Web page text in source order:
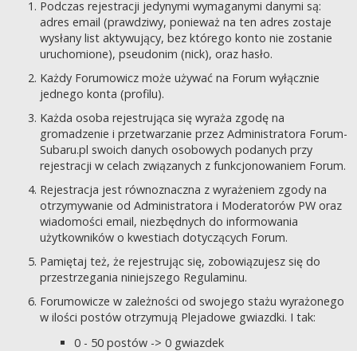
Podczas rejestracji jedynymi wymaganymi danymi są:
adres email (prawdziwy, ponieważ na ten adres zostaje
wysłany list aktywujący, bez którego konto nie zostanie
uruchomione), pseudonim (nick), oraz hasło.
Każdy Forumowicz może używać na Forum wyłącznie
jednego konta (profilu).
Każda osoba rejestrująca się wyraża zgodę na
gromadzenie i przetwarzanie przez Administratora Forum-
Subaru.pl swoich danych osobowych podanych przy
rejestracji w celach związanych z funkcjonowaniem Forum.
Rejestracja jest równoznaczna z wyrażeniem zgody na
otrzymywanie od Administratora i Moderatorów PW oraz
wiadomości email, niezbędnych do informowania
użytkowników o kwestiach dotyczących Forum.
Pamiętaj też, że rejestrując się, zobowiązujesz się do
przestrzegania niniejszego Regulaminu.
Forumowicze w zależności od swojego stażu wyrażonego
w ilości postów otrzymują Plejadowe gwiazdki. I tak:
0 - 50 postów -> 0 gwiazdek